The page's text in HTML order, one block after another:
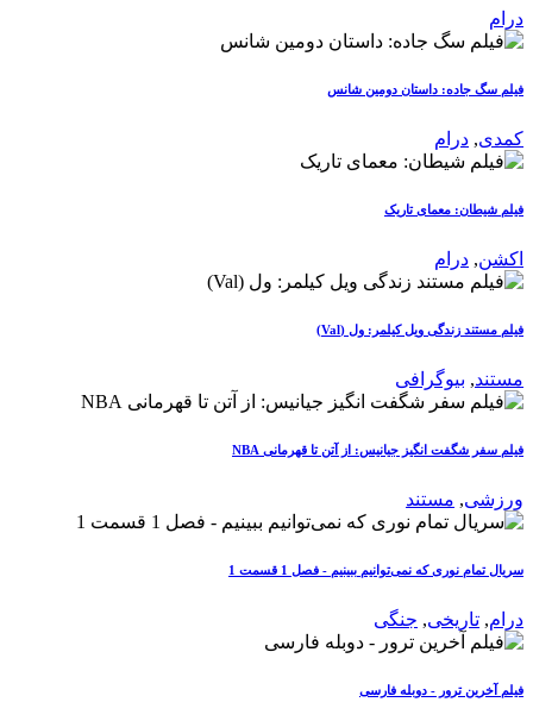
درام
فیلم سگ جاده: داستان دومین شانس
کمدی, درام
فیلم شیطان: معمای تاریک
اکشن, درام
فیلم مستند زندگی ویل کیلمر: ول (Val)
مستند, بیوگرافی
فیلم سفر شگفت انگیز جیانیس: از آتن تا قهرمانی NBA
ورزشی, مستند
سریال تمام نوری که نمی‌توانیم ببینیم - فصل 1 قسمت 1
درام, تاریخی, جنگی
فیلم آخرین ترور - دوبله فارسی